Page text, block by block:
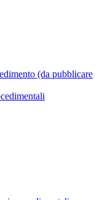
(da pubblicare